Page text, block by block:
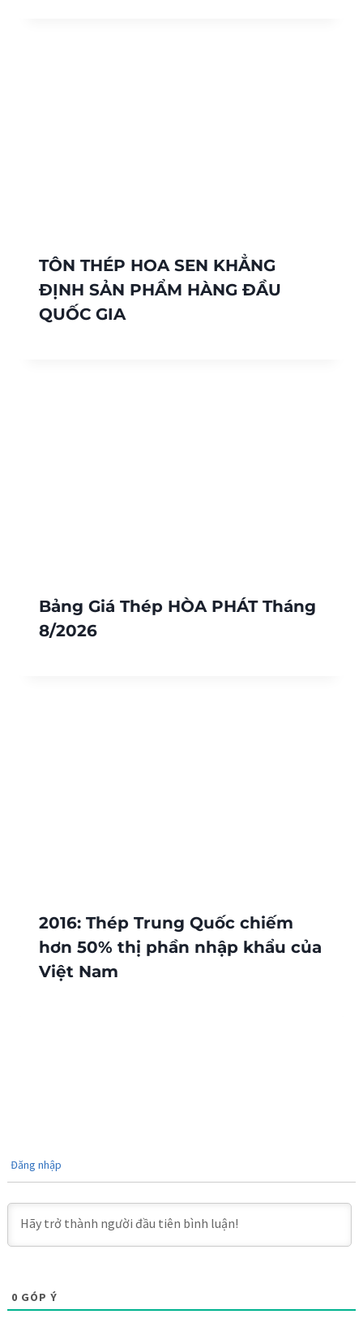
TÔN THÉP HOA SEN KHẲNG
ĐỊNH SẢN PHẨM HÀNG ĐẦU
QUỐC GIA
Bảng Giá Thép HÒA PHÁT Tháng
8/2026
2016: Thép Trung Quốc chiếm
hơn 50% thị phần nhập khẩu của
Việt Nam
Đăng nhập
0 GÓP Ý